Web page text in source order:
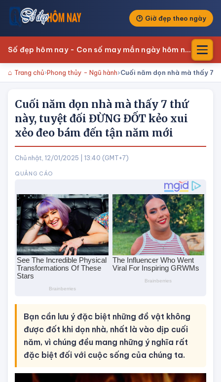
Giờ đẹp theo ngày
Số đẹp hôm nay - Con số may mắn ngày hôm nay
Trang chủ Phong thủy - Ngũ hành Cuối năm dọn nhà mà thấy 7
Cuối năm dọn nhà mà thấy 7 thứ
này, tuyệt đối ĐỪNG ĐỐT kẻo xui
xẻo đeo bám đến tận năm mới
Chủ nhật, 12/01/2025 | 13:40 (GMT+7)
Bạn cần lưu ý đặc biệt những đồ vật không
được đốt khi dọn nhà, nhất là vào dịp cuối
năm, vì chúng đều mang những ý nghĩa rất
đặc biệt đối với cuộc sống của chúng ta.